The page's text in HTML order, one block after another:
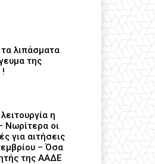
λιπάσματα
της
η
Νωρίτερα οι
για αιτήσεις
– Όσα
της ΑΑΔΕ